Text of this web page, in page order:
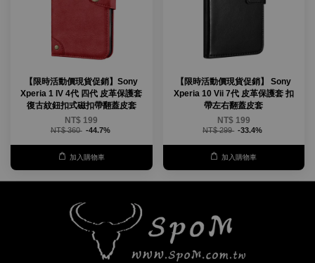
【限時活動價現貨促銷】Sony
Xperia 1 IV 4代 四代 皮革保護套
復古紋鈕扣式磁扣帶翻蓋皮套
NT$ 199
NT$ 360 -44.7%
加入購物車
【限時活動價現貨促銷】 Sony
Xperia 10 Vii 7代 皮革保護套 扣
帶左右翻蓋皮套
NT$ 199
NT$ 299 -33.4%
加入購物車